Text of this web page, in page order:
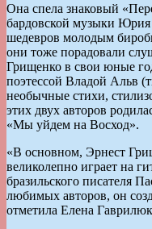
Она спела знаковый
бардовской музыки Юрия
шедевров молодым
они тоже порадовали
Грищенко в свои юные
поэтессой Владой Альв
необычные стихи,
этих двух авторов
«Мы уйдем на Восход».
«В основном, Эрнест
великолепно играет на
бразильского писателя
любимых авторов, он
отметила Елена